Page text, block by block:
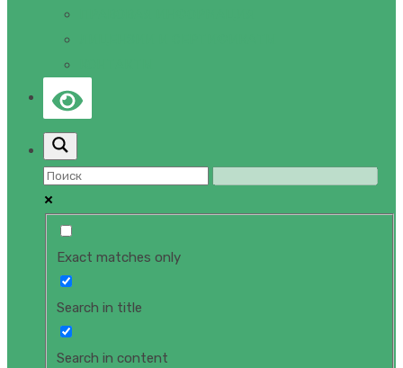
Exact matches only
Search in title
Search in content